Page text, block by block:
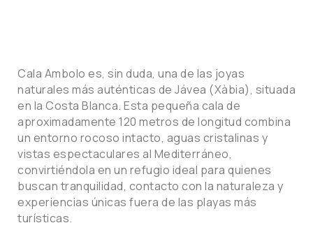
Cala Ambolo es, sin duda, una de las joyas
naturales más auténticas de Jávea (Xàbia), situada
en la Costa Blanca. Esta pequeña cala de
aproximadamente 120 metros de longitud combina
un entorno rocoso intacto, aguas cristalinas y
vistas espectaculares al Mediterráneo,
convirtiéndola en un refugio ideal para quienes
buscan tranquilidad, contacto con la naturaleza y
experiencias únicas fuera de las playas más
turísticas.